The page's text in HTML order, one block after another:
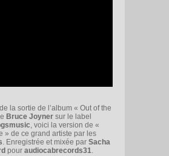
la sortie de l’album « Out of the
Bruce Joyner sur le label
, voici la version de «
» de ce grand artiste par les
. Enregistrée et mixée par Sacha
pour audiocabrecords31.